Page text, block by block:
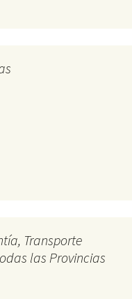
Transporte
las Provincias